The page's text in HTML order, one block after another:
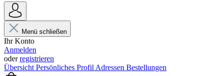
Menü schließen
Ihr Konto
Anmelden
oderregistrieren
Übersicht Persönliches Profil Adressen Bestellungen